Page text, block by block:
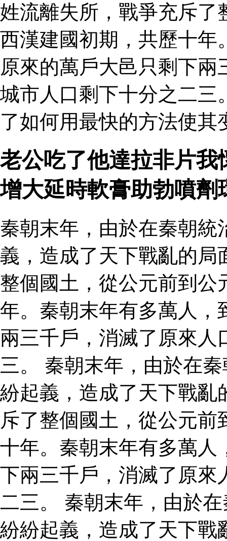
姓流離失所，戰爭充斥了
西漢建國初期，共歷十年
原來的萬戶大邑只剩下
城市人口剩下十分之二三
了如何用最快的方法使其
老公吃了他達拉非片
增大延時軟膏助勃噴劑
秦朝末年，由於在秦朝統
義，造成了天下戰亂的局
整個國土，從公元前到公
年。秦朝末年有多萬人，
兩三千戶，消滅了原來
三。 秦朝末年，由於在
紛起義，造成了天下戰亂
斥了整個國土，從公元
十年。秦朝末年有多萬人
下兩三千戶，消滅了原來
二三。 秦朝末年，由於
紛紛起義，造成了天下戰